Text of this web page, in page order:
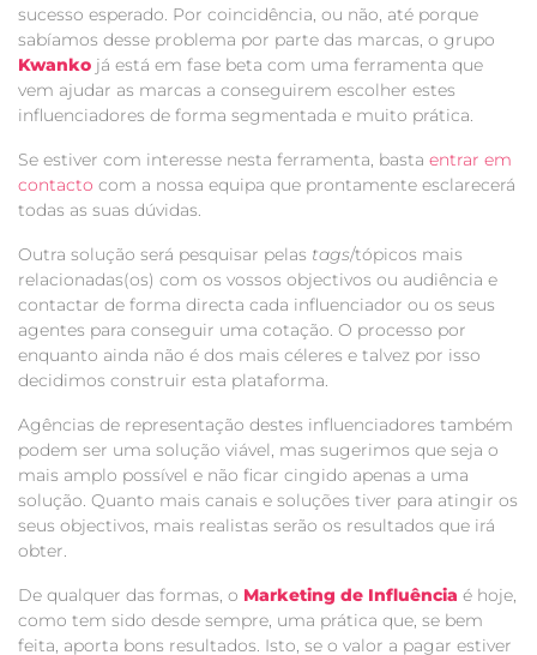
sucesso esperado. Por coincidência, ou não, até porque
sabíamos desse problema por parte das marcas, o grupo
Kwanko já está em fase beta com uma ferramenta que
vem ajudar as marcas a conseguirem escolher estes
influenciadores de forma segmentada e muito prática.
Se estiver com interesse nesta ferramenta, basta entrar em
contacto com a nossa equipa que prontamente esclarecerá
todas as suas dúvidas.
Outra solução será pesquisar pelas tags/tópicos mais
relacionadas(os) com os vossos objectivos ou audiência e
contactar de forma directa cada influenciador ou os seus
agentes para conseguir uma cotação. O processo por
enquanto ainda não é dos mais céleres e talvez por isso
decidimos construir esta plataforma.
Agências de representação destes influenciadores também
podem ser uma solução viável, mas sugerimos que seja o
mais amplo possível e não ficar cingido apenas a uma
solução. Quanto mais canais e soluções tiver para atingir os
seus objectivos, mais realistas serão os resultados que irá
obter.
De qualquer das formas, o Marketing de Influência é hoje,
como tem sido desde sempre, uma prática que, se bem
feita, aporta bons resultados. Isto, se o valor a pagar estiver